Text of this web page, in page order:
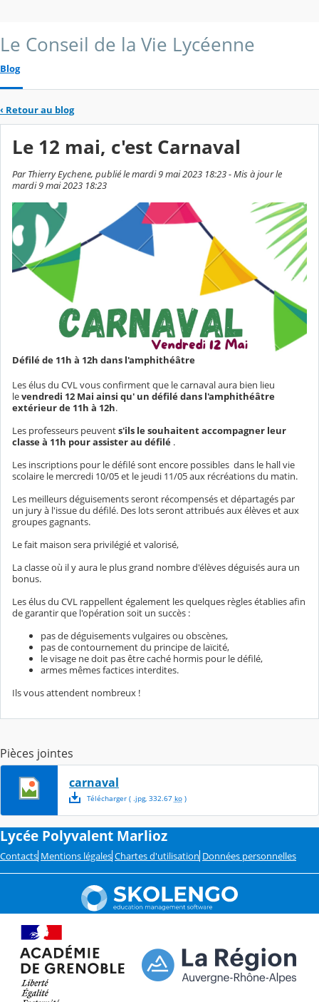
Le Conseil de la Vie Lycéenne
Blog
‹ Retour au blog
Le 12 mai, c'est Carnaval
Par Thierry Eychene, publié le mardi 9 mai 2023 18:23 - Mis à jour le
mardi 9 mai 2023 18:23
Défilé de 11h à 12h dans l'amphithéâtre
Les élus du CVL vous confirment que le carnaval aura bien lieu
levendredi 12 Mai ainsi qu' un défilé dans l'amphithéâtre
extérieur de 11h à 12h.
Les professeurs peuvents'ils le souhaitent accompagner leur
classe à 11h pour assister au défilé .
Les inscriptions pour le défilé sont encore possibles dans le hall vie
scolaire le mercredi 10/05 et le jeudi 11/05 aux récréations du matin.
Les meilleurs déguisements seront récompensés et départagés par
un jury à l'issue du défilé. Des lots seront attribués aux élèves et aux
groupes gagnants.
Le fait maison sera privilégié et valorisé,
La classe où il y aura le plus grand nombre d'élèves déguisés aura un
bonus.
Les élus du CVL rappellent également les quelques règles établies afin
de garantir que l'opération soit un succès :
pas de déguisements vulgaires ou obscènes,
pas de contournement du principe de laïcité,
le visage ne doit pas être caché hormis pour le défilé,
armes mêmes factices interdites.
Ils vous attendent nombreux !
Pièces jointes
carnaval
Télécharger( .jpg, 332.67 ko)
Lycée Polyvalent Marlioz
Contacts Mentions légales Chartes d'utilisation Données personnelles